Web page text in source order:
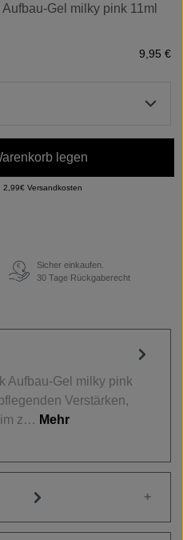
Gel milky pink 11ml
9,95 €
legen
2,99€ Versandkosten
€
Sicher einkaufen.
30 Tage Rückgaberecht
Aufbau-Gel milky pink
Verstärken,
im z… Mehr